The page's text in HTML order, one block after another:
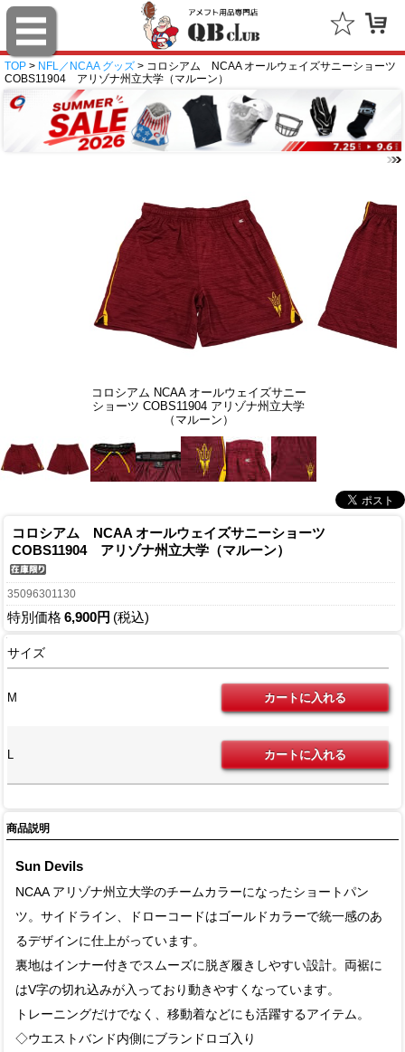
TOP > NFL／NCAA グッズ > コロシアム NCAA オールウェイズサニーショーツ
COBS11904 アリゾナ州立大学（マルーン）
コロシアム NCAA オールウェイズサニー
ショーツ COBS11904 アリゾナ州立大学
（マルーン）
コロシアム NCAA オールウェイズサニーショーツ
COBS11904 アリゾナ州立大学（マルーン）
35096301130
特別価格 6,900円 (税込)
サイズ
M
L
商品説明
Sun Devils
NCAA アリゾナ州立大学のチームカラーになったショートパン
ツ。サイドライン、ドローコードはゴールドカラーで統一感のあ
るデザインに仕上がっています。
裏地はインナー付きでスムーズに脱ぎ履きしやすい設計。両裾に
はV字の切れ込みが入っており動きやすくなっています。
トレーニングだけでなく、移動着などにも活躍するアイテム。
◇ウエストバンド内側にブランドロゴ入り